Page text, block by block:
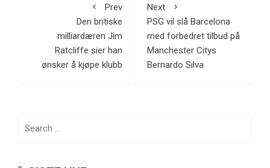
Prev
Den britiske
milliardæren Jim
Ratcliffe sier han
ønsker å kjøpe klubb
Next
PSG vil slå Barcelona
med forbedret tilbud på
Manchester Citys
Bernardo Silva